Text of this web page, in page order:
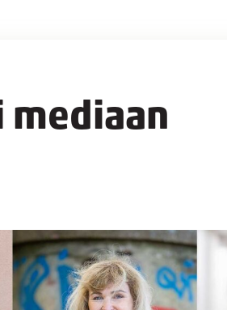
mediaan